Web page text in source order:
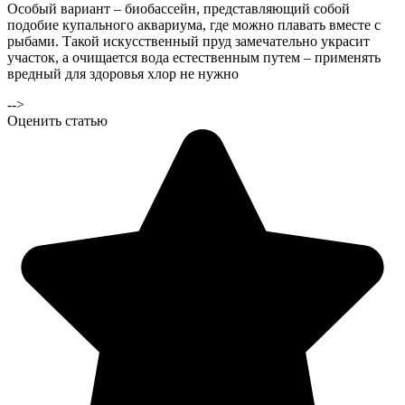
Особый вариант – биобассейн, представляющий собой
подобие купального аквариума, где можно плавать вместе с
рыбами. Такой искусственный пруд замечательно украсит
участок, а очищается вода естественным путем – применять
вредный для здоровья хлор не нужно
-->
Оценить статью